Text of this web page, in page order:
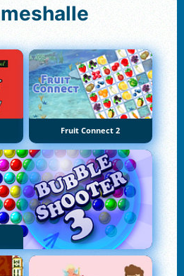
Fruit Connect 2